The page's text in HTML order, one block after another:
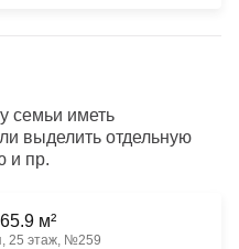
семьи иметь
выделить отдельную
и пр.
м²
25 этаж, №259